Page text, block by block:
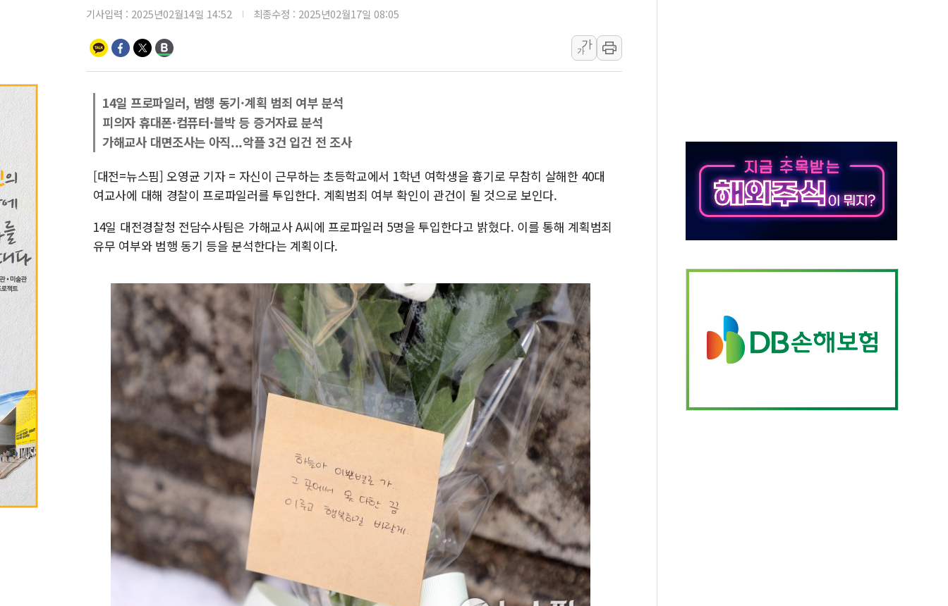
"세금 부담 덜자"…비거주 1주택자 귀환 조짐에 전월세시장 '긴장'
세금 부담 커진 고가 1주택자…맞교환·재매수·다운사이징 '저울질'
[민주 당권주자 일정] 송영길·정청래·김민석 후보 - 8월 7일
李대통령, 오늘 오후 2시 부동산정책 2차 점검회의…주택 공급 대책 막바지 조율
[오늘의 정치일정] 8월 7일(금)
[오늘의 국회일정] 상임위·세미나·기자회견·주요 정당 - 8월 7일
이란, 美·이스라엘 선박 호르무즈 통항 제한 추진…美 "통행 막을 권한 없어"
리투아니아 국방 "러, 우크라 드론으로 나토 회원국 공격 검토… 거짓 깃발 작전"
기사입력 : 2025년02월14일 14:52 최종수정 : 2025년02월17일 08:05
가
가
14일 프로파일러, 범행 동기·계획 범죄 여부 분석
피의자 휴대폰·컴퓨터·블박 등 증거자료 분석
가해교사 대면조사는 아직...악플 3건 입건 전 조사
[대전=뉴스핌] 오영균 기자 = 자신이 근무하는 초등학교에서 1학년 여학생을 흉기로 무참히 살해한 40대
여교사에 대해 경찰이 프로파일러를 투입한다. 계획범죄 여부 확인이 관건이 될 것으로 보인다.
14일 대전경찰청 전담수사팀은 가해교사 A씨에 프로파일러 5명을 투입한다고 밝혔다. 이를 통해 계획범죄
유무 여부와 범행 동기 등을 분석한다는 계획이다.